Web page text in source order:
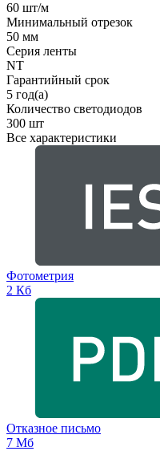
60 шт/м
Минимальный отрезок
50 мм
Серия ленты
NT
Гарантийный срок
5 год(а)
Количество светодиодов
300 шт
Все характеристики
Фотометрия
2 Кб
Отказное письмо
7 Мб